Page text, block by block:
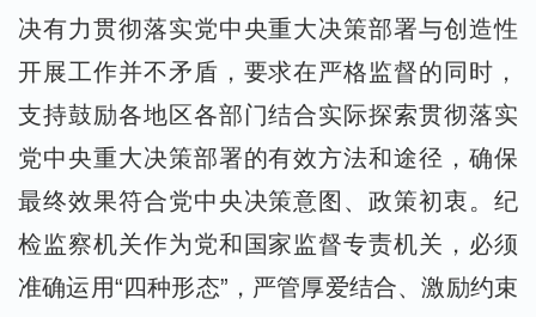
决有力贯彻落实党中央重大决策部署与创造性
开展工作并不矛盾，要求在严格监督的同时，
支持鼓励各地区各部门结合实际探索贯彻落实
党中央重大决策部署的有效方法和途径，确保
最终效果符合党中央决策意图、政策初衷。纪
检监察机关作为党和国家监督专责机关，必须
准确运用“四种形态”，严管厚爱结合、激励约束